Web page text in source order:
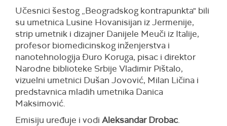
Učesnici šestog „Beogradskog kontrapunkta" bili
su umetnica Lusine Hovanisijan iz Jermenije,
strip umetnik i dizajner Danijele Meuči iz Italije,
profesor biomedicinskog inženjerstva i
nanotehnologija Đuro Koruga, pisac i direktor
Narodne biblioteke Srbije Vladimir Pištalo,
vizuelni umetnici Dušan Jovović, Milan Ličina i
predstavnica mladih umetnika Danica
Maksimović.
Emisiju uređuje i vodi Aleksandar Drobac.